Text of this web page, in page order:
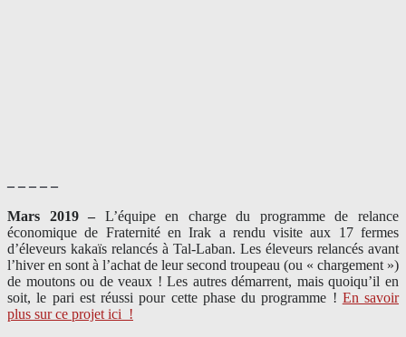
– – – – –
Mars 2019 – L’équipe en charge du programme de relance
économique de Fraternité en Irak a rendu visite aux 17 fermes
d’éleveurs kakaïs relancés à Tal-Laban. Les éleveurs relancés avant
l’hiver en sont à l’achat de leur second troupeau (ou « chargement »)
de moutons ou de veaux ! Les autres démarrent, mais quoiqu’il en
soit, le pari est réussi pour cette phase du programme ! En savoir
plus sur ce projet ici !